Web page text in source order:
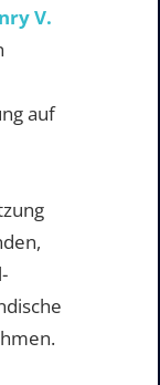
V.
auf